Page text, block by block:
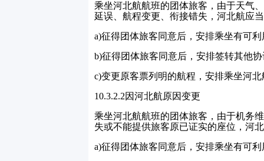
乘坐河北航航班的团体旅客，由于天气
延误、航程变更、衔接错失，河北航应
a)征得团体旅客同意后，安排乘坐有可
b)征得团体旅客同意后，安排签转其他
c)变更原客票列明的航程，安排乘坐河
10.3.2.2因河北航原因变更
乘坐河北航航班的团体旅客，由于机务
失或不能提供旅客原已证实的座位，河
a)征得团体旅客同意后，安排乘坐有可